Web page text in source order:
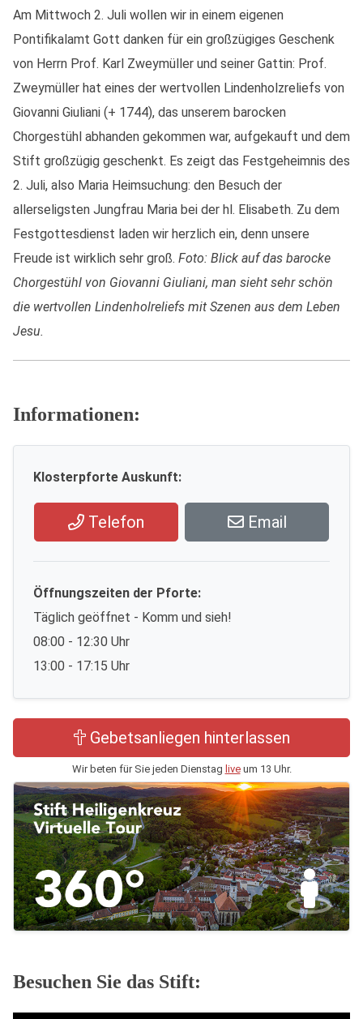
Am Mittwoch 2. Juli wollen wir in einem eigenen
Pontifikalamt Gott danken für ein großzügiges Geschenk
von Herrn Prof. Karl Zweymüller und seiner Gattin: Prof.
Zweymüller hat eines der wertvollen Lindenholzreliefs von
Giovanni Giuliani (+ 1744), das unserem barocken
Chorgestühl abhanden gekommen war, aufgekauft und dem
Stift großzügig geschenkt. Es zeigt das Festgeheimnis des
2. Juli, also Maria Heimsuchung: den Besuch der
allerseligsten Jungfrau Maria bei der hl. Elisabeth. Zu dem
Festgottesdienst laden wir herzlich ein, denn unsere
Freude ist wirklich sehr groß. Foto: Blick auf das barocke
Chorgestühl von Giovanni Giuliani, man sieht sehr schön
die wertvollen Lindenholreliefs mit Szenen aus dem Leben
Jesu.
Informationen:
Klosterpforte Auskunft:
Telefon Email
Öffnungszeiten der Pforte:
Täglich geöffnet - Komm und sieh!
08:00 - 12:30 Uhr
13:00 - 17:15 Uhr
Gebetsanliegen hinterlassen
Wir beten für Sie jeden Dienstag liveum 13 Uhr.
Besuchen Sie das Stift: